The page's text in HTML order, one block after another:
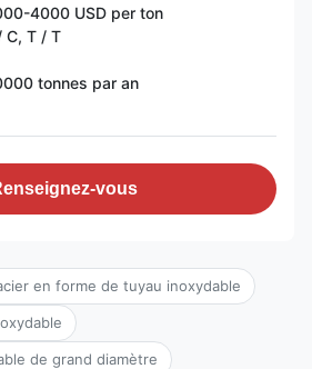
4000 USD per ton
C, T / T
tonnes par an
vous
en forme de tuyau inoxydable
de grand diamètre